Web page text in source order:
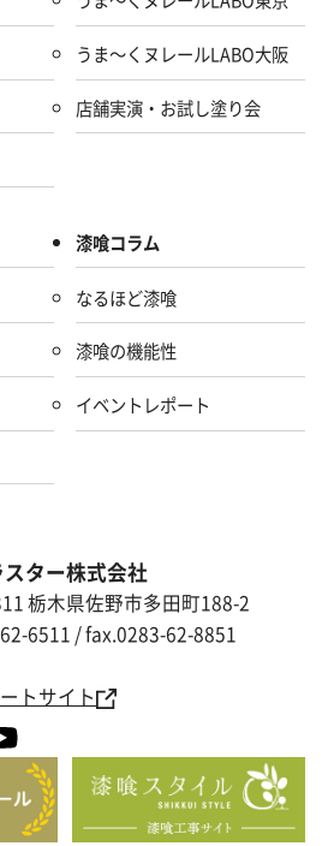
うま～くヌレールLABO大阪
店舗実演・お試し塗り会
漆喰コラム
なるほど漆喰
漆喰の機能性
イベントレポート
ター株式会社
栃木県佐野市多田町188-2
6511 / fax.0283-62-8851
トサイト